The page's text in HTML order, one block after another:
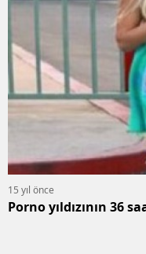
15 yıl önce
Porno yıldızının 36